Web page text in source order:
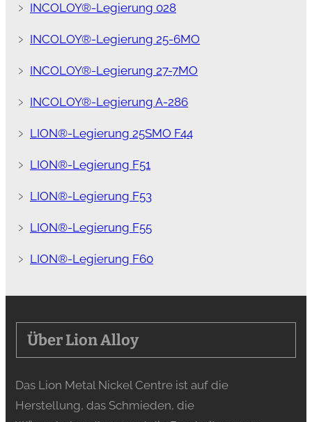
﹥ INCOLOY®-Legierung 028
﹥ INCOLOY®-Legierung 25-6MO
﹥ INCOLOY®-Legierung 27-7MO
﹥ INCOLOY®-Legierung A-286
﹥ LION®-Legierung 25SMO F44
﹥ LION®-Legierung F51
﹥ LION®-Legierung F53
﹥ LION®-Legierung F55
﹥ LION®-Legierung F60
Über Lion Alloy
Das Lion Metal Nickel Centre ist auf die
Herstellung, das Schmieden, die